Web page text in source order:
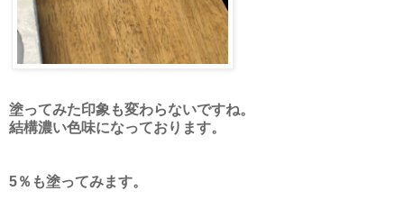
塗ってみた印象も変わらないですね。
結構濃い色味になっております。
5％も塗ってみます。